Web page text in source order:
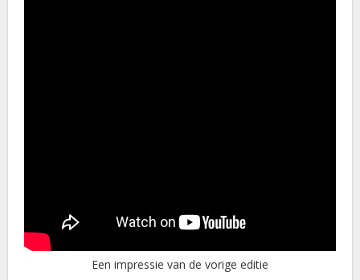
Een impressie van de vorige editie